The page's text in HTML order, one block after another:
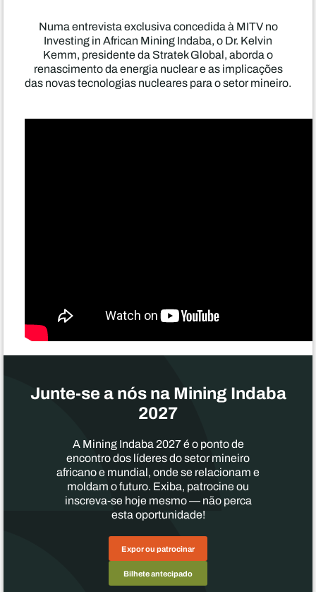
Numa entrevista exclusiva concedida à MITV no
Investing in African Mining Indaba, o Dr. Kelvin
Kemm, presidente da Stratek Global, aborda o
renascimento da energia nuclear e as implicações
das novas tecnologias nucleares para o setor mineiro.
Junte-se a nós na Mining Indaba
2027
A Mining Indaba 2027 é o ponto de
encontro dos líderes do setor mineiro
africano e mundial, onde se relacionam e
moldam o futuro. Exiba, patrocine ou
inscreva-se hoje mesmo — não perca
esta oportunidade!
Expor ou patrocinar
Bilhete antecipado